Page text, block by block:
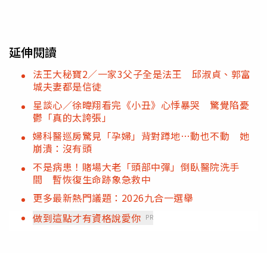
延伸閱讀
法王大秘寶2／一家3父子全是法王 邱淑貞、郭富
城夫妻都是信徒
星談心／徐暐翔看完《小丑》心悸暴哭 驚覺陷憂
鬱「真的太誇張」
婦科醫巡房驚見「孕婦」背對蹲地…動也不動 她
崩潰：沒有頭
不是病患！賭場大老「頭部中彈」倒臥醫院洗手
間 暫恢復生命跡象急救中
更多最新熱門議題：2026九合一選舉
做到這點才有資格說愛你 PR